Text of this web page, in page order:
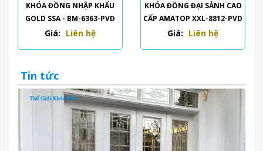
KHÓA ĐỒNG NHẬP KHẨU
GOLD SSA - BM-6363-PVD
Giá: Liên hệ
KHÓA ĐỒNG ĐẠI SẢNH CAO
CẤP AMATOP XXL-8812-PVD
Giá: Liên hệ
Tin tức